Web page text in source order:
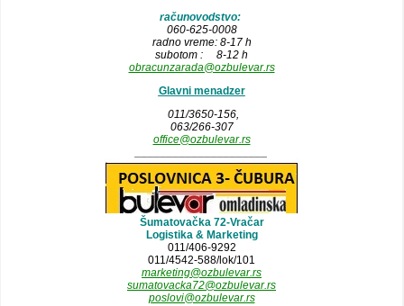
računovodstvo:
060-625-0008
radno vreme: 8-17 h
subotom : 8-12 h
obracunzarada@ozbulevar.rs
Glavni menadzer
011/3650-156,
063/266-307
office@ozbulevar.rs
Šumatovačka 72-Vračar
Logistika & Marketing
011/406-9292
011/4542-588/lok/101
marketing@ozbulevar.rs
sumatovacka72@ozbulevar.rs
poslovi@ozbulevar.rs